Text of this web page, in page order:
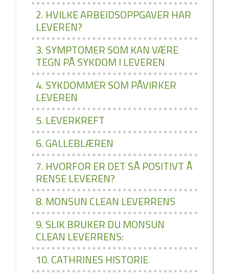
2. HVILKE ARBEIDSOPPGAVER HAR
LEVEREN?
3. SYMPTOMER SOM KAN VÆRE
TEGN PÅ SYKDOM I LEVEREN
4. SYKDOMMER SOM PÅVIRKER
LEVEREN
5. LEVERKREFT
6. GALLEBLÆREN
7. HVORFOR ER DET SÅ POSITIVT Å
RENSE LEVEREN?
8. MONSUN CLEAN LEVERRENS
9. SLIK BRUKER DU MONSUN
CLEAN LEVERRENS:
10. CATHRINES HISTORIE